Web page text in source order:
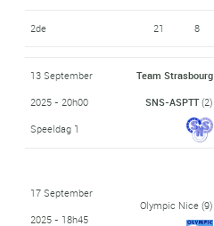
2de 21 8
13 September
2025 - 20h00
Speeldag 1
Team Strasbourg
SNS-ASPTT(2)
17 September
2025 - 18h45
Olympic Nice(9)